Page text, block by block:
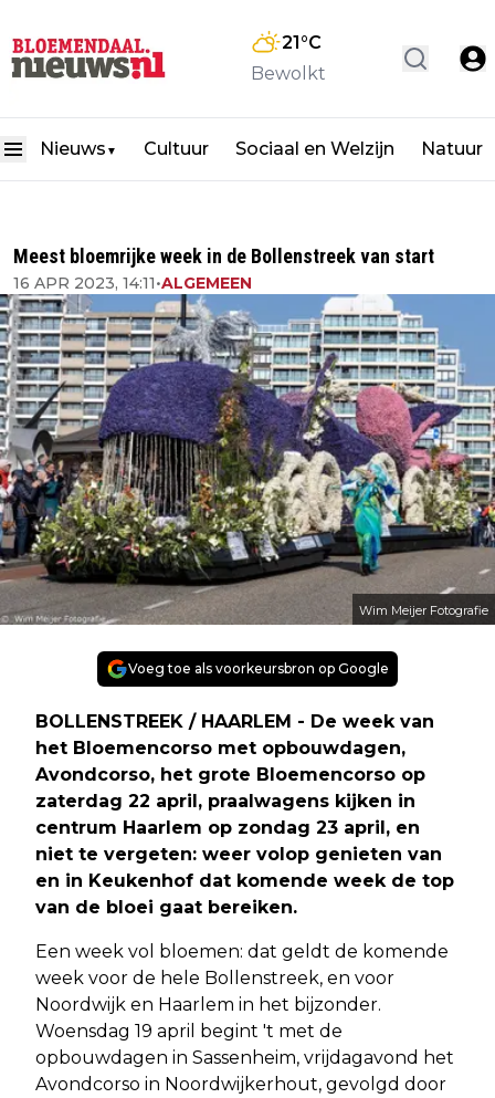
21°C
Bewolkt
Nieuws ▼ Cultuur Sociaal en Welzijn Natuur
Meest bloemrijke week in de Bollenstreek van start
16 APR 2023, 14:11•ALGEMEEN
Wim Meijer Fotografie
Voeg toe als voorkeursbron op Google
BOLLENSTREEK / HAARLEM - De week van
het Bloemencorso met opbouwdagen,
Avondcorso, het grote Bloemencorso op
zaterdag 22 april, praalwagens kijken in
centrum Haarlem op zondag 23 april, en
niet te vergeten: weer volop genieten van
en in Keukenhof dat komende week de top
van de bloei gaat bereiken.
Een week vol bloemen: dat geldt de komende
week voor de hele Bollenstreek, en voor
Noordwijk en Haarlem in het bijzonder.
Woensdag 19 april begint 't met de
opbouwdagen in Sassenheim, vrijdagavond het
Avondcorso in Noordwijkerhout, gevolgd door